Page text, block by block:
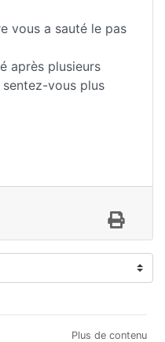
vous a sauté le pas
après plusieurs
sentez-vous plus
Plus de contenu